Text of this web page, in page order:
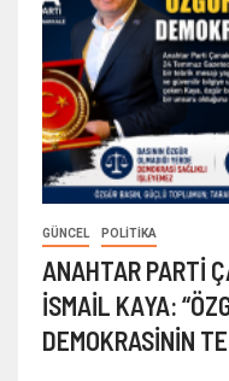
GÜNCEL POLITIKA
ANAHTAR PARTİ
İSMAİL KAYA:
DEMOKRASİNİN